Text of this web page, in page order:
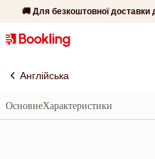
🚚 Для безкоштовної
Англійська
ОсновнеХарактеристики